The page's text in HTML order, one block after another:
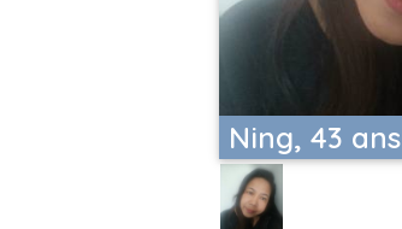
Ning, 43 ans